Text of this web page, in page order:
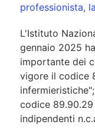
professionista,
L'Istituto
gennaio 2025
importante dei
vigore il codice
codice
indipendenti